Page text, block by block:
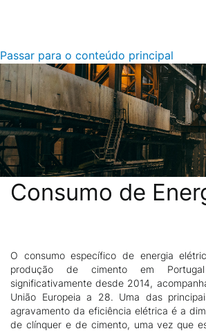
Passar para o conteúdo principal
Consumo de
Descrição
O consumo específico de energia
produção de cimento em
significativamente desde 2014,
União Europeia a 28. Uma das
agravamento da eficiência elétrica é a
de clínquer e de cimento, uma vez que